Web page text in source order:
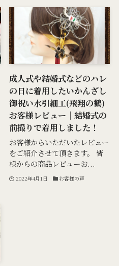
成人式や結婚式などのハレ
の日に着用したいかんざし
御祝い水引細工(飛翔の鶴)
お客様レビュー｜結婚式の
前撮りで着用しました！
お客様からいただいたレビュー
をご紹介させて頂きます。 皆
様からの商品レビューお...
2022年4月1日 お客様の声